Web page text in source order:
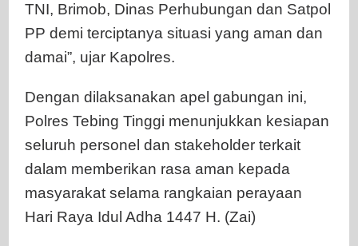
TNI, Brimob, Dinas Perhubungan dan Satpol
PP demi terciptanya situasi yang aman dan
damai”, ujar Kapolres.
Dengan dilaksanakan apel gabungan ini,
Polres Tebing Tinggi menunjukkan kesiapan
seluruh personel dan stakeholder terkait
dalam memberikan rasa aman kepada
masyarakat selama rangkaian perayaan
Hari Raya Idul Adha 1447 H. (Zai)